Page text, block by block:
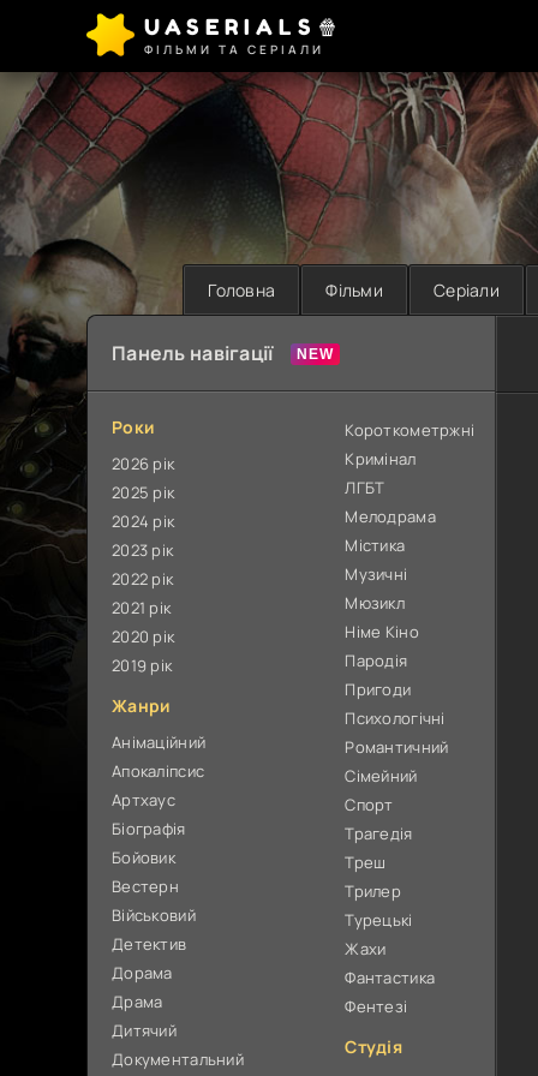
UASERIALS🍿
ФІЛЬМИ ТА СЕРІАЛИ
Головна Фільми Серіали
Панель навігації
Роки
2026 рік
2025 рік
2024 рік
2023 рік
2022 рік
2021 рік
2020 рік
2019 рік
Жанри
Анімаційний
Апокаліпсис
Артхаус
Біографія
Бойовик
Вестерн
Військовий
Детектив
Дорама
Драма
Дитячий
Документальний
Короткометржні
Кримінал
ЛГБТ
Мелодрама
Містика
Музичні
Мюзикл
Німе Кіно
Пародія
Пригоди
Психологічні
Романтичний
Сімейний
Спорт
Трагедія
Треш
Трилер
Турецькі
Жахи
Фантастика
Фентезі
Студія